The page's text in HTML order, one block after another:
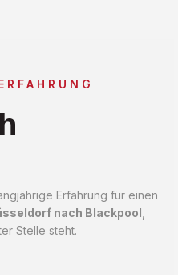
Erfahrung für einen
nach Blackpool
Stelle steht.